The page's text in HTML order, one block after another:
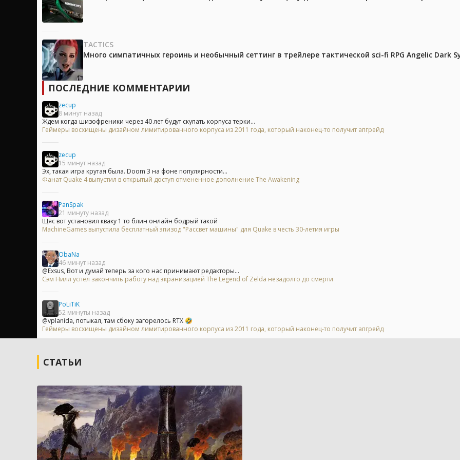
TACTICS
Много симпатичных героинь и необычный сеттинг в трейлере тактической sci-fi RPG Angelic Dark
ПОСЛЕДНИЕ КОММЕНТАРИИ
zecup
8 минут назад
Ждем когда шизофреники через 40 лет будут скупать корпуса терки...
Геймеры восхищены дизайном лимитированного корпуса из 2011 года, который наконец-то получит апгрейд
zecup
15 минут назад
Эх, такая игра крутая была. Doom 3 на фоне популярности...
Фанат Quake 4 выпустил в открытый доступ отмененное дополнение The Awakening
PanSpak
21 минуту назад
Щяс вот установил кваку 1 то блин онлайн бодрый такой
MachineGames выпустила бесплатный эпизод "Рассвет машины" для Quake в честь 30-летия игры
ObaNa
46 минут назад
@Exsus, Вот и думай теперь за кого нас принимают редакторы...
Сэм Нилл успел закончить работу над экранизацией The Legend of Zelda незадолго до смерти
PoLiTiK
52 минуты назад
@vplanida, потыкал, там сбоку загорелось RTX 🤣
Геймеры восхищены дизайном лимитированного корпуса из 2011 года, который наконец-то получит апгрейд
СТАТЬИ